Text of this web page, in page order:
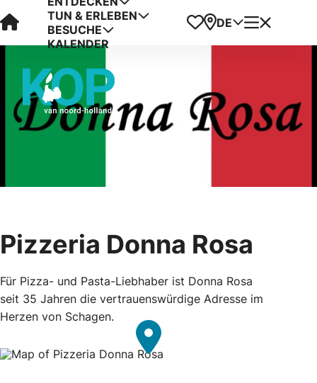
Visit Kop van Holland
TUN & ERLEBEN
BESUCHE
KALENDER
Favoriten
Karte
DE Menü
Pizzeria Donna Rosa
Für Pizza- und Pasta-Liebhaber ist Donna Rosa
seit 35 Jahren die vertrauenswürdige Adresse im
Herzen von Schagen.